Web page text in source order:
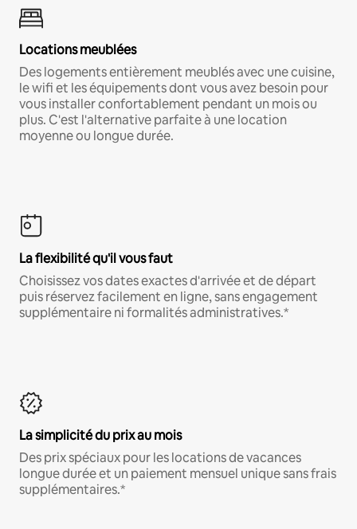
Locations meublées
Des logements entièrement meublés avec une cuisine,
le wifi et les équipements dont vous avez besoin pour
vous installer confortablement pendant un mois ou
plus. C'est l'alternative parfaite à une location
moyenne ou longue durée.
La flexibilité qu'il vous faut
Choisissez vos dates exactes d'arrivée et de départ
puis réservez facilement en ligne, sans engagement
supplémentaire ni formalités administratives.*
La simplicité du prix au mois
Des prix spéciaux pour les locations de vacances
longue durée et un paiement mensuel unique sans frais
supplémentaires.*